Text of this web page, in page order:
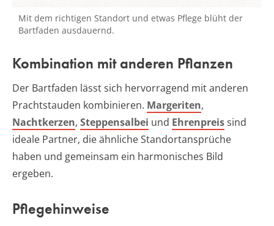
Mit dem richtigen Standort und etwas Pflege blüht der
Bartfaden ausdauernd.
Kombination mit anderen Pflanzen
Der Bartfaden lässt sich hervorragend mit anderen
Prachtstauden kombinieren. Margeriten,
Nachtkerzen, Steppensalbei und Ehrenpreissind
ideale Partner, die ähnliche Standortansprüche
haben und gemeinsam ein harmonisches Bild
ergeben.
Pflegehinweise